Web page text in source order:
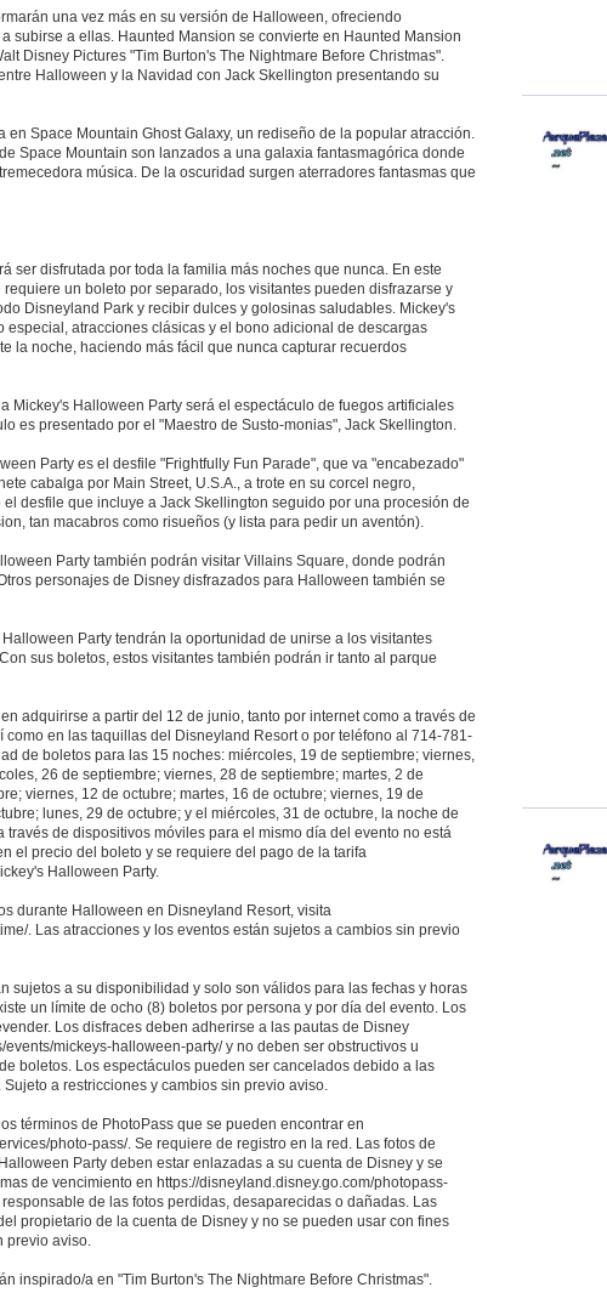
una vez más en su versión de Halloween, ofreciendo
subirse a ellas. Haunted Mansion se convierte en Haunted Mansion
Disney Pictures "Tim Burton's The Nightmare Before Christmas".
Halloween y la Navidad con Jack Skellington presentando su
en Space Mountain Ghost Galaxy, un rediseño de la popular atracción.
Space Mountain son lanzados a una galaxia fantasmagórica donde
música. De la oscuridad surgen aterradores fantasmas que
ser disfrutada por toda la familia más noches que nunca. En este
un boleto por separado, los visitantes pueden disfrazarse y
Disneyland Park y recibir dulces y golosinas saludables. Mickey's
atracciones clásicas y el bono adicional de descargas
la noche, haciendo más fácil que nunca capturar recuerdos
Mickey's Halloween Party será el espectáculo de fuegos artificiales
es presentado por el "Maestro de Susto-monias", Jack Skellington.
Party es el desfile "Frightfully Fun Parade", que va "encabezado"
cabalga por Main Street, U.S.A., a trote en su corcel negro,
desfile que incluye a Jack Skellington seguido por una procesión de
tan macabros como risueños (y lista para pedir un aventón).
Party también podrán visitar Villains Square, donde podrán
personajes de Disney disfrazados para Halloween también se
Party tendrán la oportunidad de unirse a los visitantes
sus boletos, estos visitantes también podrán ir tanto al parque
adquirirse a partir del 12 de junio, tanto por internet como a través de
en las taquillas del Disneyland Resort o por teléfono al 714-781-
de boletos para las 15 noches: miércoles, 19 de septiembre; viernes,
26 de septiembre; viernes, 28 de septiembre; martes, 2 de
viernes, 12 de octubre; martes, 16 de octubre; viernes, 19 de
lunes, 29 de octubre; y el miércoles, 31 de octubre, la noche de
de dispositivos móviles para el mismo día del evento no está
el precio del boleto y se requiere del pago de la tarifa
Halloween Party.
durante Halloween en Disneyland Resort, visita
. Las atracciones y los eventos están sujetos a cambios sin previo
sujetos a su disponibilidad y solo son válidos para las fechas y horas
un límite de ocho (8) boletos por persona y por día del evento. Los
Los disfraces deben adherirse a las pautas de Disney
mickeys-halloween-party/ y no deben ser obstructivos u
boletos. Los espectáculos pueden ser cancelados debido a las
a restricciones y cambios sin previo aviso.
términos de PhotoPass que se pueden encontrar en
photo-pass/. Se requiere de registro en la red. Las fotos de
Party deben estar enlazadas a su cuenta de Disney y se
de vencimiento en https://disneyland.disney.go.com/photopass-
de las fotos perdidas, desaparecidas o dañadas. Las
propietario de la cuenta de Disney y no se pueden usar con fines
previo aviso.
inspirado/a en "Tim Burton's The Nightmare Before Christmas".